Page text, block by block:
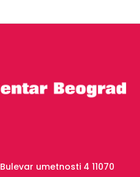
Bulevar umetnosti 4 11070